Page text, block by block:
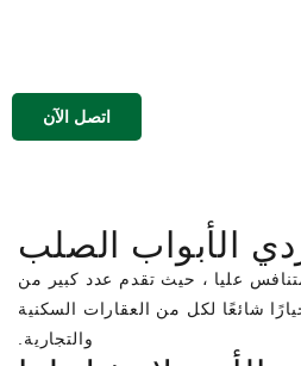
اتصل الآن
الأبواب الصلب
عليا ، حيث تقدم عدد كبير من
شائعًا لكل من العقارات السكنية
والتجارية.